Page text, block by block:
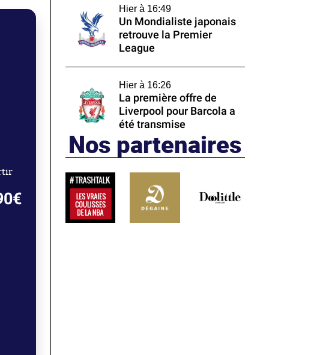
Hier à 16:49
Un Mondialiste japonais
retrouve la Premier
League
Hier à 16:26
La première offre de
Liverpool pour Barcola a
été transmise
Nos partenaires